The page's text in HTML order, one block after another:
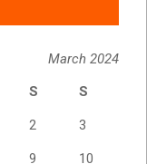
March 2024
S S
2 3
9 10